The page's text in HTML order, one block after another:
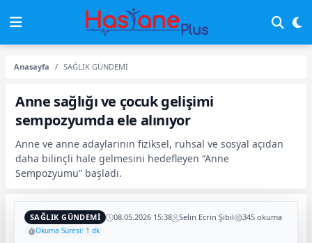
Anasayfa SAĞLIK GÜNDEMİ
Anne sağlığı ve çocuk gelişimi
sempozyumda ele alınıyor
Anne ve anne adaylarının fiziksel, ruhsal ve sosyal açıdan
daha bilinçli hale gelmesini hedefleyen “Anne
Sempozyumu” başladı.
SAĞLIK GÜNDEMİ 08.05.2026 15:38 Selin Ecrin Şibil 345 okuma
Okuma Süresi: 1 dk